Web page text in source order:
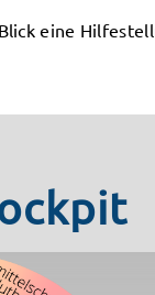
eine